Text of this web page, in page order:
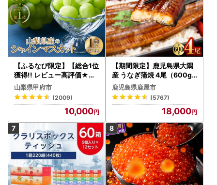
【ふるなび限定】【総合1位
獲得!! レビュー高評価★】
〈2026年度配送分〉山梨
県産 シャインマスカット 2
～3房（1.0kg以上）シャイ
ン フルーツ FN-Limited-S
P
山梨県甲府市
(2009)
10,000
【期間限定】鹿児島県大隅
産 うなぎ蒲焼 4尾（600g
） KN007-004-04-cp18
うなぎ 鰻 魚 惣菜 総菜
鹿児島県鹿屋市
(5767)
18,000